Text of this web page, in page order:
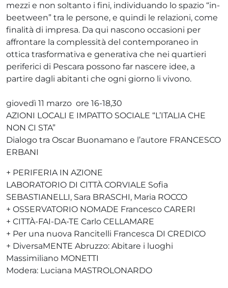
mezzi e non soltanto i fini, individuando lo spazio “in-
beetween” tra le persone, e quindi le relazioni, come
finalità di impresa. Da qui nascono occasioni per
affrontare la complessità del contemporaneo in
ottica trasformativa e generativa che nei quartieri
periferici di Pescara possono far nascere idee, a
partire dagli abitanti che ogni giorno li vivono.
giovedì 11 marzo ore 16-18,30
AZIONI LOCALI E IMPATTO SOCIALE “L’ITALIA CHE
NON CI STA”
Dialogo tra Oscar Buonamano e l’autore FRANCESCO
ERBANI
+ PERIFERIA IN AZIONE
LABORATORIO DI CITTÀ CORVIALE Sofia
SEBASTIANELLI, Sara BRASCHI, Maria ROCCO
+ OSSERVATORIO NOMADE Francesco CARERI
+ CITTÀ-FAI-DA-TE Carlo CELLAMARE
+ Per una nuova Rancitelli Francesca DI CREDICO
+ DiversaMENTE Abruzzo: Abitare i luoghi
Massimiliano MONETTI
Modera: Luciana MASTROLONARDO